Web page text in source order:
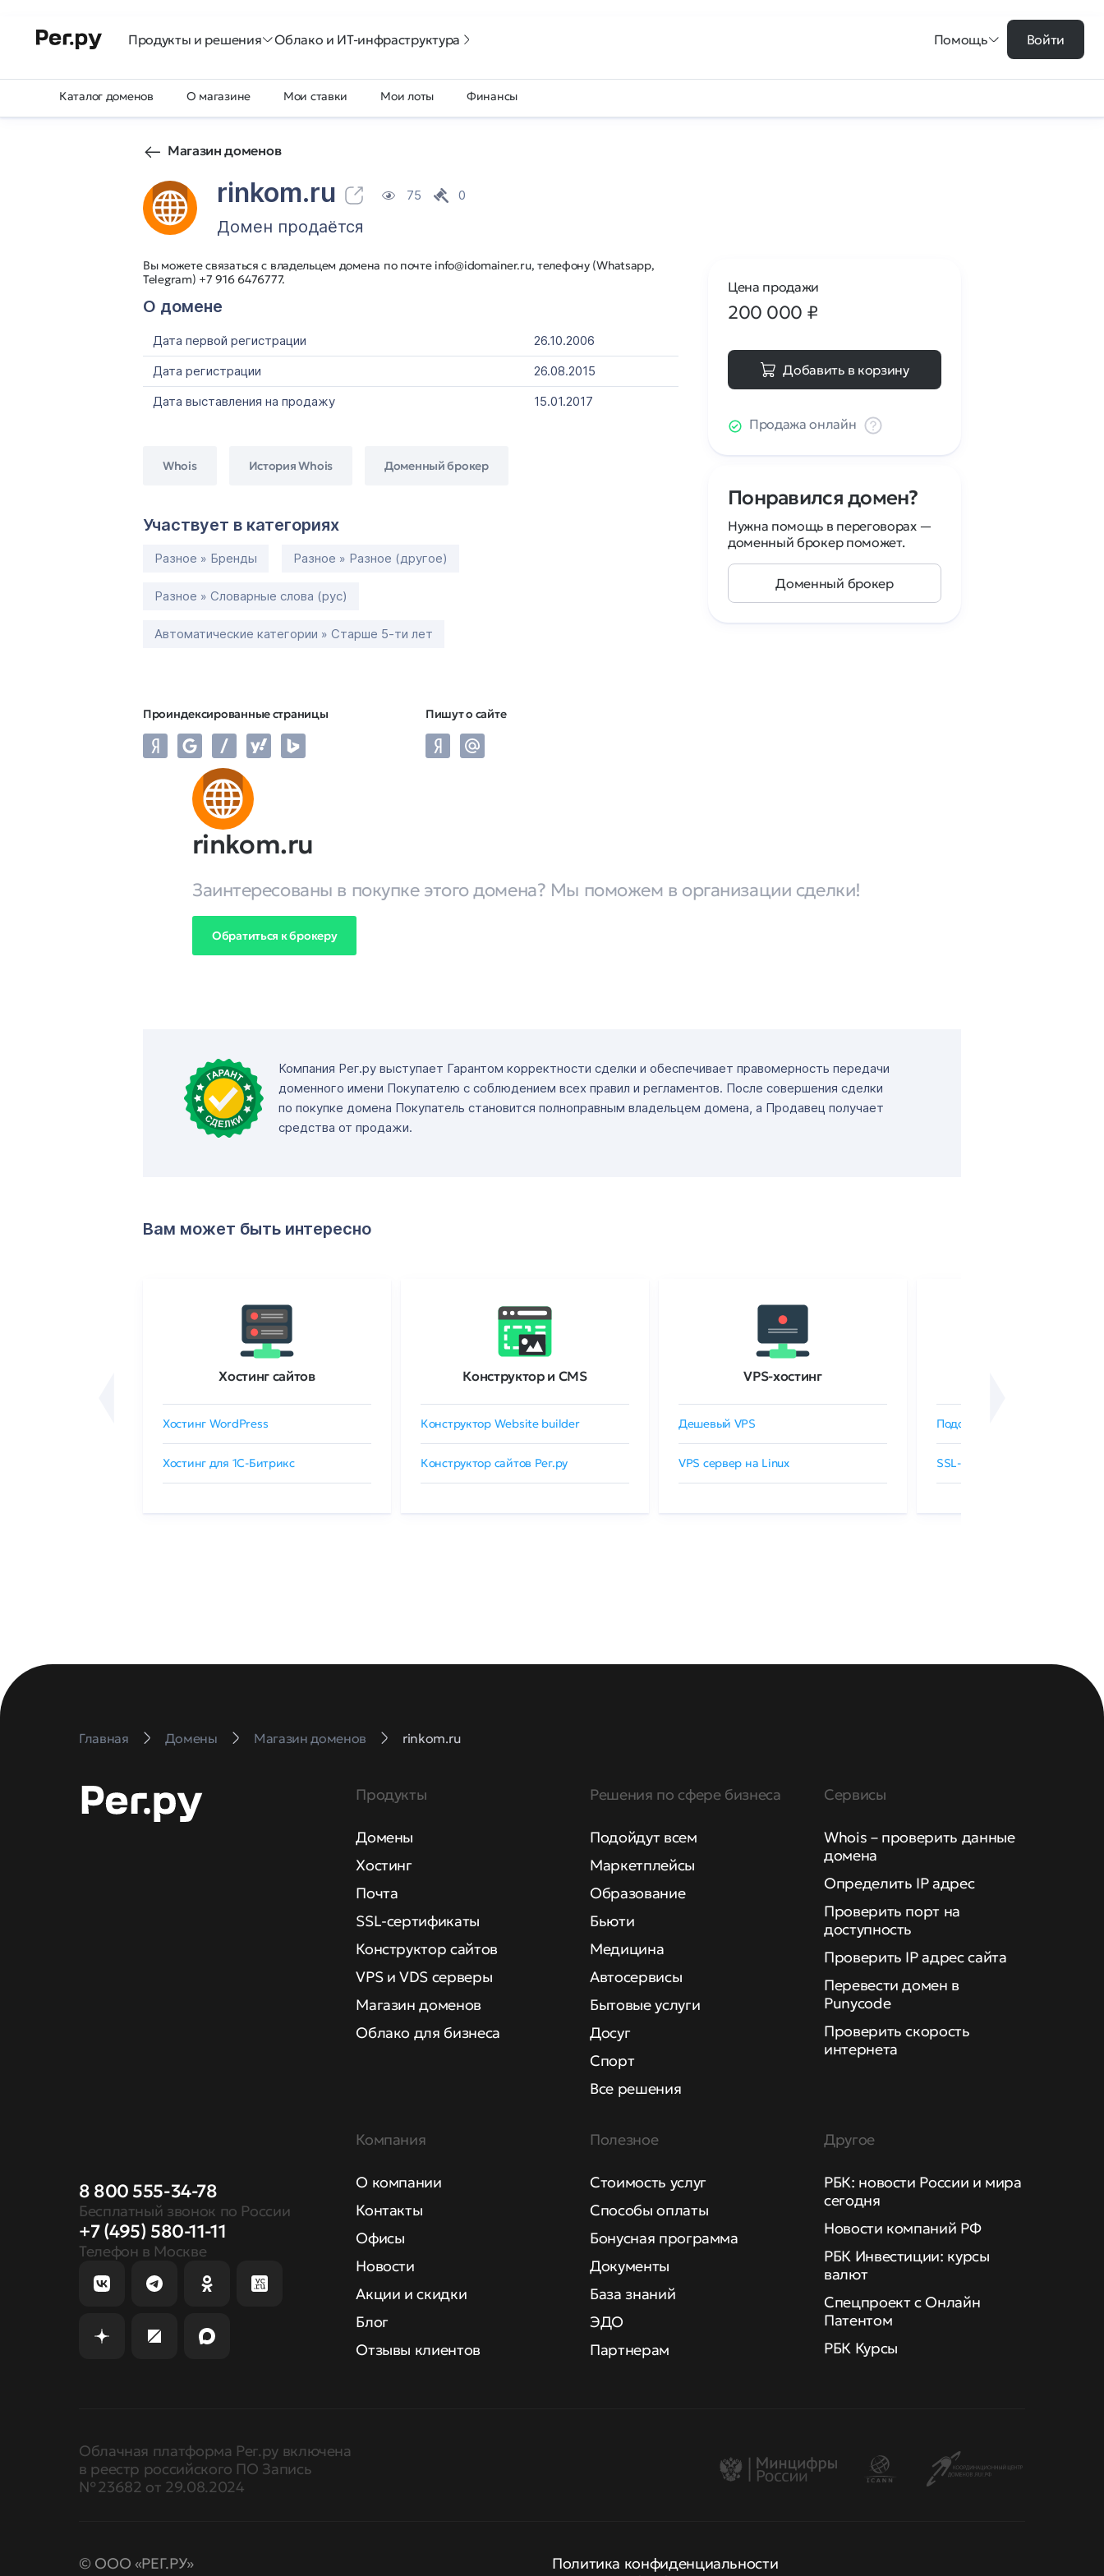
Продукты и решения Облако и ИТ-инфраструктура Помощь Войти
Каталог доменов О магазине Мои ставки Мои лоты Финансы
Магазин доменов
rinkom.ru 75 0
Домен продаётся
Вы можете связаться с владельцем домена по почте info@idomainer.ru, телефону (Whatsapp,
Telegram) +7 916 6476777.
О домене
Дата первой регистрации
26.10.2006
Дата регистрации
26.08.2015
Дата выставления на продажу
15.01.2017
Whois История Whois Доменный брокер
Участвует в категориях
Разное » Бренды Разное » Разное (другое)
Разное » Словарные слова (рус)
Автоматические категории » Старше 5-ти лет
Проиндексированные страницы Пишут о сайте
Цена продажи
200 000 ₽
Добавить в корзину
Продажа онлайн
Понравился домен?
Нужна помощь в переговорах —
доменный брокер поможет.
Доменный брокер
rinkom.ru
Заинтересованы в покупке этого домена? Мы поможем в организации сделки!
Обратиться к брокеру
Компания Рег.ру выступает Гарантом корректности сделки и обеспечивает правомерность передачи
доменного имени Покупателю с соблюдением всех правил и регламентов. После совершения сделки
по покупке домена Покупатель становится полноправным владельцем домена, а Продавец получает
средства от продажи.
Вам может быть интересно
Хостинг сайтов
Хостинг WordPress
Хостинг для 1C-Битрикс
Конструктор и CMS
Конструктор Website builder
Конструктор сайтов Рег.ру
VPS-хостинг
Дешевый VPS
VPS сервер на Linux
Подобрать SSL-сертификат
SSL-сертификаты GlobalSign
Главная Домены Магазин доменов rinkom.ru
8 800 555-34-78
Бесплатный звонок по России
+7 (495) 580-11-11
Телефон в Москве
Продукты
Домены
Хостинг
Почта
SSL-сертификаты
Конструктор сайтов
VPS и VDS серверы
Магазин доменов
Облако для бизнеса
Решения по сфере бизнеса
Подойдут всем
Маркетплейсы
Образование
Бьюти
Медицина
Автосервисы
Бытовые услуги
Досуг
Спорт
Все решения
Сервисы
Whois – проверить данные
домена
Определить IP адрес
Проверить порт на
доступность
Проверить IP адрес сайта
Перевести домен в
Punycode
Проверить скорость
интернета
Компания
О компании
Контакты
Офисы
Новости
Акции и скидки
Блог
Отзывы клиентов
Полезное
Стоимость услуг
Способы оплаты
Бонусная программа
Документы
База знаний
ЭДО
Партнерам
Другое
РБК: новости России и мира
сегодня
Новости компаний РФ
РБК Инвестиции: курсы
валют
Спецпроект с Онлайн
Патентом
РБК Курсы
Облачная платформа Рег.ру включена
в реестр российского ПО Запись
№ 23682 от 29.08.2024
© ООО «РЕГ.РУ»
Политика конфиденциальности